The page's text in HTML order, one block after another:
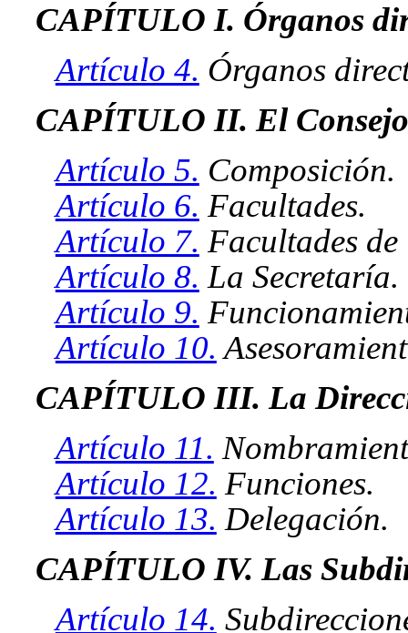
CAPÍTULO I. Órganos
Artículo 4. Órganos
CAPÍTULO II. El
Artículo 5. Composición.
Artículo 6. Facultades.
Artículo 7. Facultades
Artículo 8. La Secretaría.
Artículo 9.
Artículo 10.
CAPÍTULO III. La
Artículo 11.
Artículo 12. Funciones.
Artículo 13. Delegación.
CAPÍTULO IV. Las
Artículo 14.